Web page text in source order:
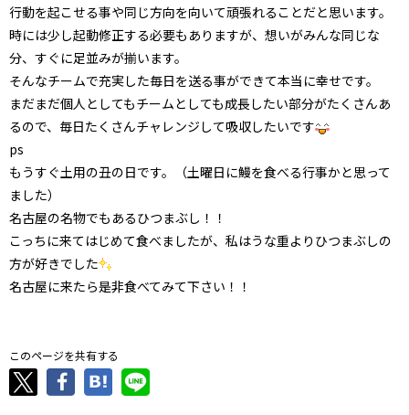
行動を起こせる事や同じ方向を向いて頑張れることだと思います。
時には少し起動修正する必要もありますが、想いがみんな同じな
分、すぐに足並みが揃います。
そんなチームで充実した毎日を送る事ができて本当に幸せです。
まだまだ個人としてもチームとしても成長したい部分がたくさんあ
るので、毎日たくさんチャレンジして吸収したいです
ps
もうすぐ土用の丑の日です。（土曜日に鰻を食べる行事かと思って
ました）
名古屋の名物でもあるひつまぶし！！
こっちに来てはじめて食べましたが、私はうな重よりひつまぶしの
方が好きでした
名古屋に来たら是非食べてみて下さい！！
このページを共有する